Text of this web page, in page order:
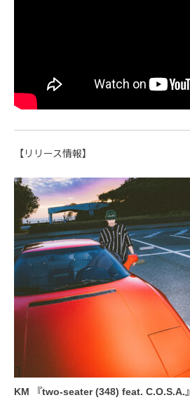
【リリース情報】
KM 『two-seater (348) feat. C.O.S.A.』